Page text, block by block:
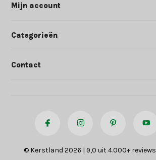
Mijn account
Categorieën
Contact
© Kerstland 2026 | 9,0 uit 4.000+ reviews